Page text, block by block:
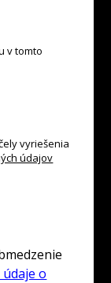
v tomto
vyriešenia
údajov
o